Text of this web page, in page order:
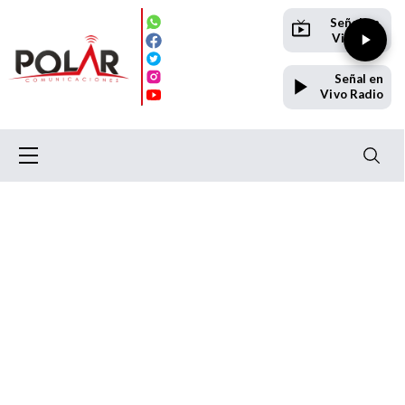
Señal en
Vivo TV
Señal en
Vivo Radio